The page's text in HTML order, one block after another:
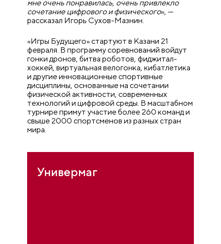
мне очень понравилась, очень привлекло
сочетание цифрового и физического», —
рассказал Игорь Сухов-Мазнин.
«Игры Будущего» стартуют в Казани 21
февраля. В программу соревнований войдут
гонки дронов, битва роботов, фиджитал-
хоккей, виртуальная велогонка, кибатлетика
и другие инновационные спортивные
дисциплины, основанные на сочетании
физической активности, современных
технологий и цифровой среды. В масштабном
турнире примут участие более 260 команд и
свыше 2000 спортсменов из разных стран
мира.
Универмаг